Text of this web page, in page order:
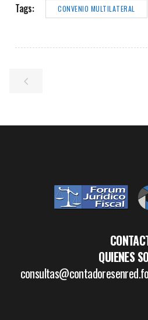
Tags: CONVENIO MULTILATERAL
QUIENES